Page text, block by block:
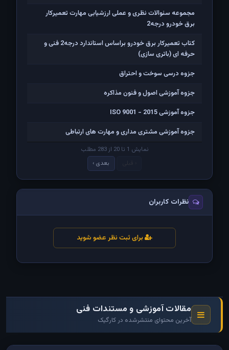
مجموعه سئوالات نظری و عملی ارزشیابی مهارت تعمیرکار
برق خودرو درجه2
کتاب تعمیرکار برق خودرو براساس استاندارد درجه2 فنی و
حرفه ای (باتری سازی)
جزوه درسی سوخت و احتراق
جزوه آموزشی اصول و فنون مذاکره
جزوه آموزشی ISO 9001 - 2015
جزوه آموزشی مشتری مداری و مهارت های ارتباطی
نمایش 1 تا 20 از 283 مطلب
بعدی ›
نظرات کاربران
برای ثبت نظر عضو شوید
مقالات آموزشی و مستندات فنی
آخرین محتوای منتشرشده در کارگیک